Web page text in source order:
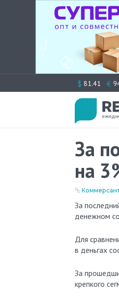
к
$ 81.41 €
За
на
За последний год продажи безалкогольного пива в России в натуральном выражении упали на 3%, а рост в
денежном
Для
в деньгах
За
крепкого